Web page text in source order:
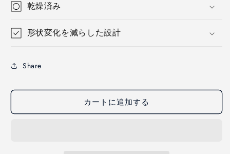
乾燥済み
形状変化を減らした設計
Share
カートに追加する